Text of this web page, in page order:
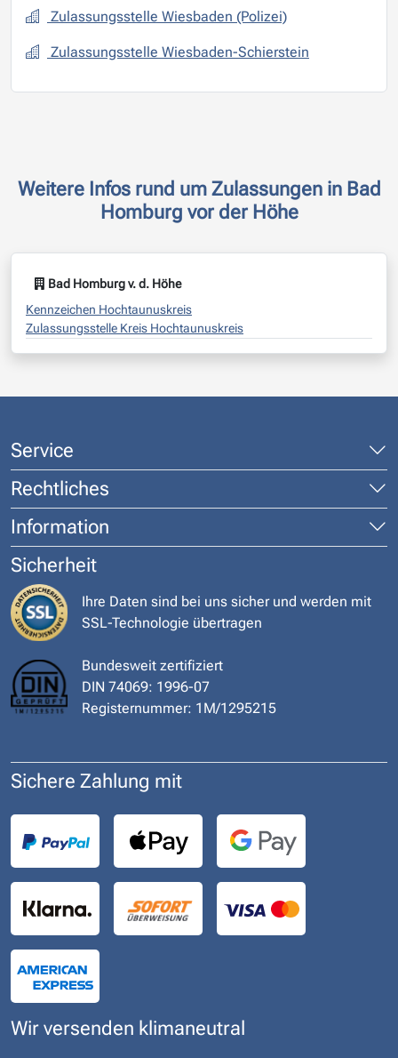
Zulassungsstelle Wiesbaden (Polizei)
Zulassungsstelle Wiesbaden-Schierstein
Weitere Infos rund um Zulassungen in Bad
Homburg vor der Höhe
Bad Homburg v. d. Höhe
Kennzeichen Hochtaunuskreis
Zulassungsstelle Kreis Hochtaunuskreis
Service
Rechtliches
Information
Sicherheit
Ihre Daten sind bei uns sicher und werden mit
SSL-Technologie übertragen
Bundesweit zertifiziert
DIN 74069: 1996-07
Registernummer: 1M/1295215
Sichere Zahlung mit
Wir versenden klimaneutral